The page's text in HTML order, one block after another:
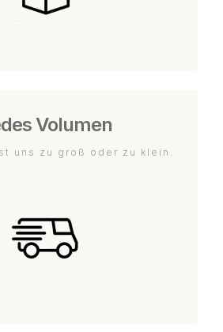
Volumen
uns zu groß oder zu klein.